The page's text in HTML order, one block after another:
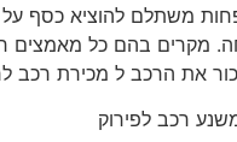
משתלם להוציא כסף
מקרים בהם כל מאמצים
את הרכב ל מכירת רכב